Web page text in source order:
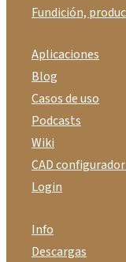
Fundición,
Aplicaciones
Blog
Casos de uso
Podcasts
Wiki
CAD
Login
Info
Descargas